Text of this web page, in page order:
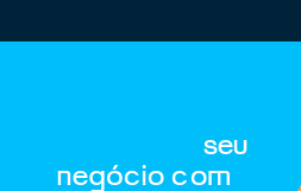
seu
negócio com